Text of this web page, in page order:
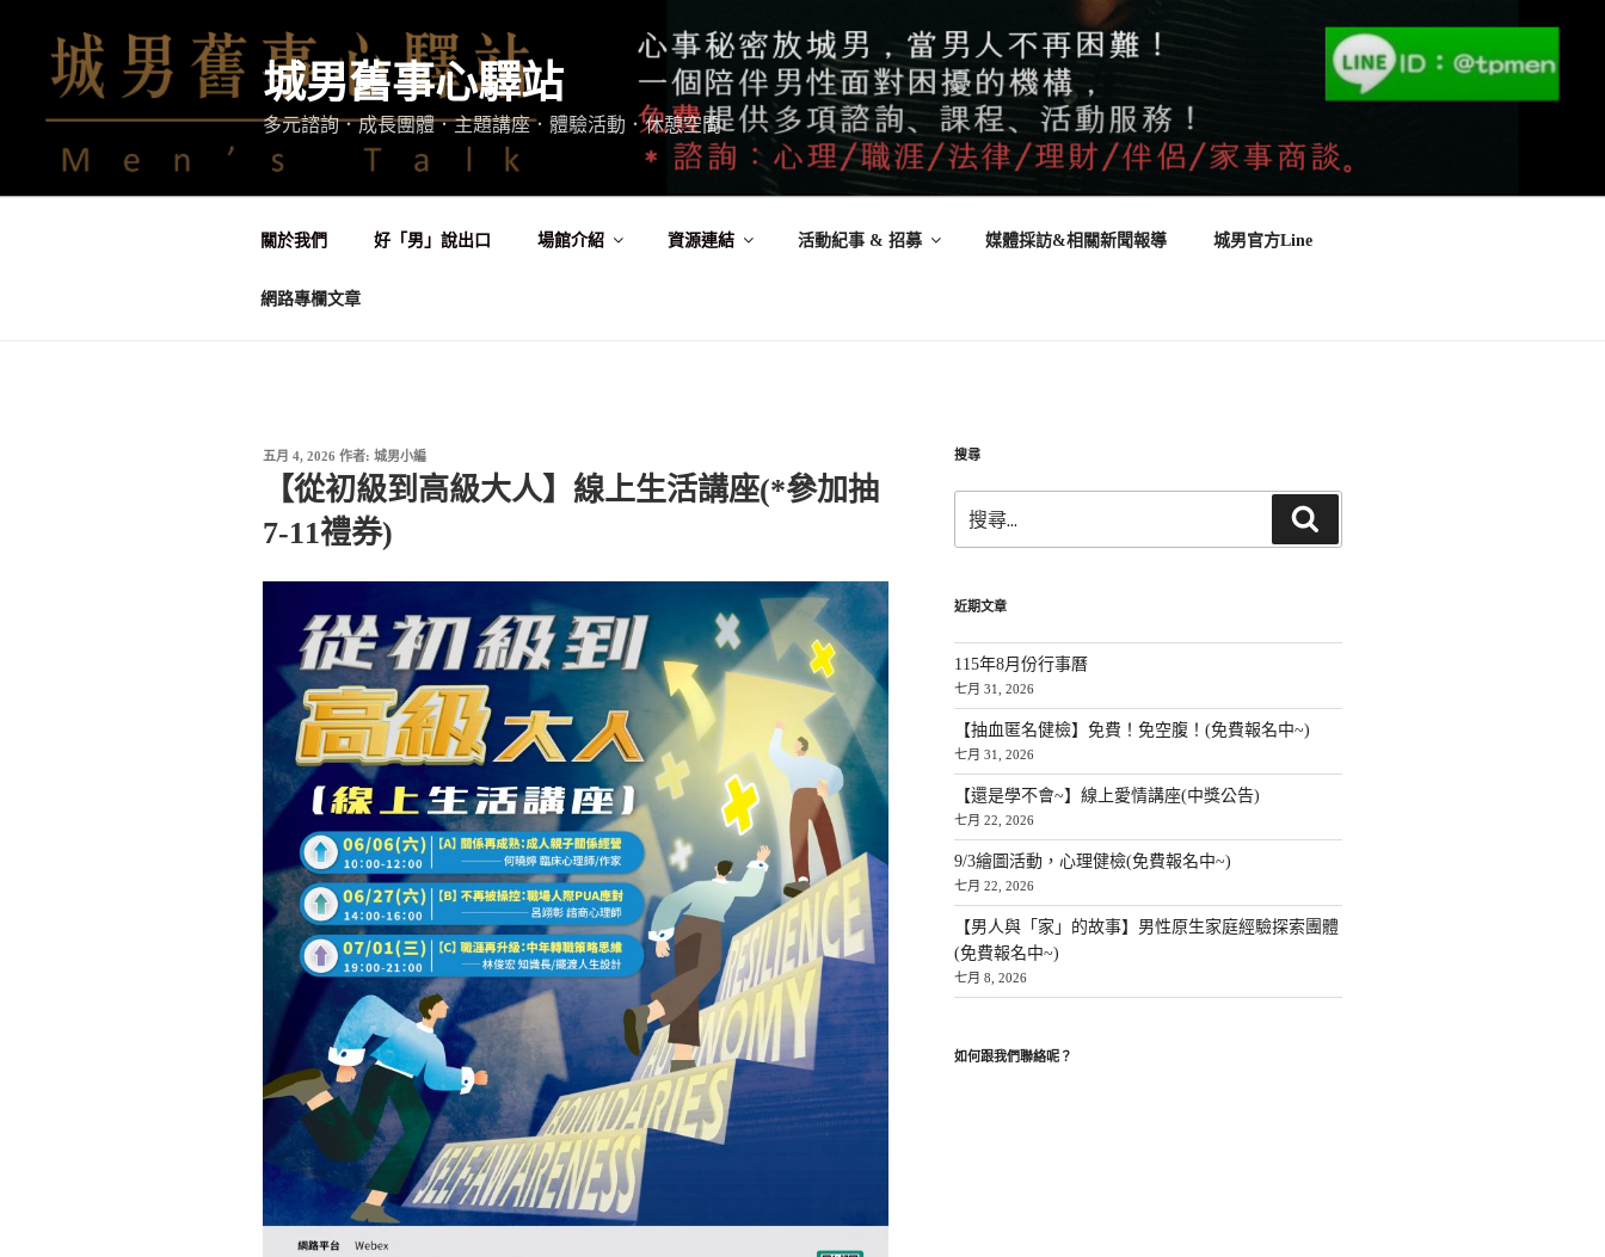
城男舊事心驛站
多元諮詢．成長團體．主題講座．體驗活動．休憩空間
關於我們 好「男」說出口 場館介紹 資源連結 活動紀事 & 招募 媒體採訪&相關新聞報導 城男官方Line
網路專欄文章
發
五月 4, 2026 作者: 城男小編
【從初級到高級大人】線上生活講座(*參加抽
7-11禮券)
搜尋
尋:
尋
近期文章
115年8月份行事曆
七月 31, 2026
【抽血匿名健檢】免費！免空腹！(免費報名中~)
七月 31, 2026
【還是學不會~】線上愛情講座(中獎公告)
七月 22, 2026
9/3繪圖活動，心理健檢(免費報名中~)
七月 22, 2026
【男人與「家」的故事】男性原生家庭經驗探索團體
(免費報名中~)
七月 8, 2026
如何跟我們聯絡呢？